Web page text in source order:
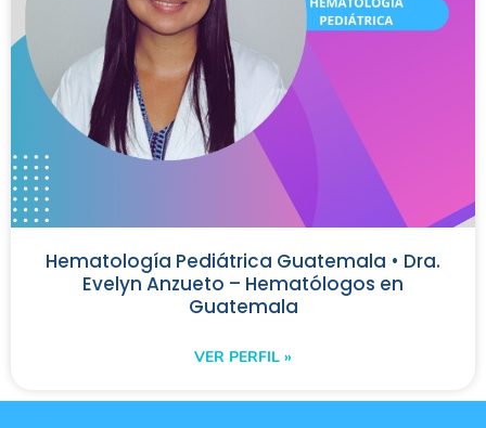
Hematología Pediátrica Guatemala • Dra.
Evelyn Anzueto – Hematólogos en
Guatemala
VER PERFIL »